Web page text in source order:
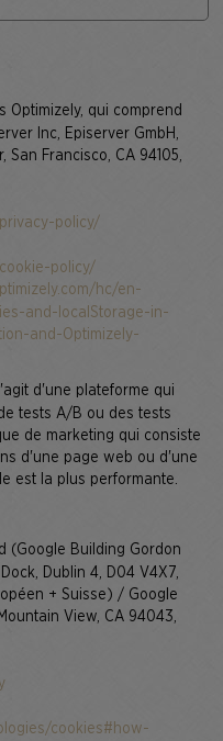
Optimizely, qui comprend
Inc, Episerver GmbH,
San Francisco, CA 94105,
policy/
policy/
hc/en-
and-localStorage-in-
and-Optimizely-
d'une plateforme qui
tests A/B ou des tests
de marketing qui consiste
d'une page web ou d'une
est la plus performante.
(Google Building Gordon
Dublin 4, D04 V4X7,
+ Suisse) / Google
View, CA 94043,
cookies#how-